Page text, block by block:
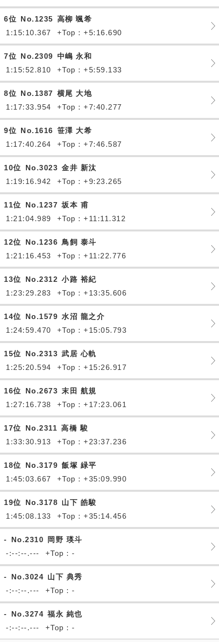
6位 No.1235 高柳 颯希
1:15:10.367
+Top : +5:16.690
7位 No.2309 中嶋 永和
1:15:52.810
+Top : +5:59.133
8位 No.1387 横尾 大地
1:17:33.954
+Top : +7:40.277
9位 No.1616 笹澤 大希
1:17:40.264
+Top : +7:46.587
10位 No.3023 金井 新汰
1:19:16.942
+Top : +9:23.265
11位 No.1237 坂本 甫
1:21:04.989
+Top : +11:11.312
12位 No.1236 鳥飼 泰斗
1:21:16.453
+Top : +11:22.776
13位 No.2312 小路 裕紀
1:23:29.283
+Top : +13:35.606
14位 No.1579 水沼 龍之介
1:24:59.470
+Top : +15:05.793
15位 No.2313 武居 心軌
1:25:20.594
+Top : +15:26.917
16位 No.2673 末田 航規
1:27:16.738
+Top : +17:23.061
17位 No.2311 高橋 駿
1:33:30.913
+Top : +23:37.236
18位 No.3179 飯塚 緑平
1:45:03.667
+Top : +35:09.990
19位 No.3178 山下 皓駿
1:45:08.133
+Top : +35:14.456
- No.2310
岡野 瑛斗
-:--:--.---
+Top : -
- No.3024 山下 典秀
-:--:--.---
+Top : -
- No.3274 福永 純也
-:--:--.---
+Top : -